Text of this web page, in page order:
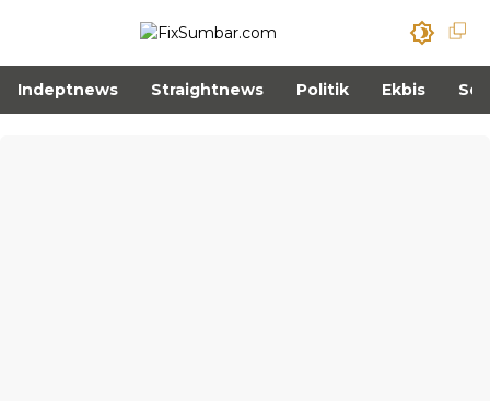
Indeptnews Straightnews Politik Ekbis